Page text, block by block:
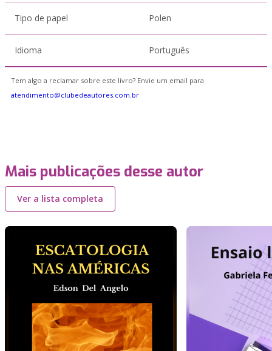
Tipo de papel Polen
Idioma Português
Tem algo a reclamar sobre este livro? Envie um email para
atendimento@clubedeautores.com.br
Mais publicações desse autor
Ver a lista completa